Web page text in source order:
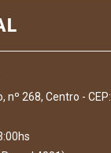
nº 268, Centro - CEP: